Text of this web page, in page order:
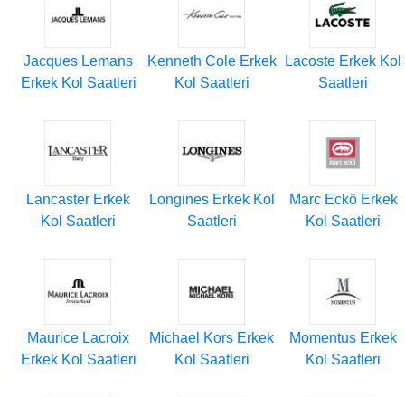
Jacques Lemans
Erkek Kol Saatleri
Kenneth Cole Erkek
Kol Saatleri
Lacoste Erkek Kol
Saatleri
Lancaster Erkek
Kol Saatleri
Longines Erkek Kol
Saatleri
Marc Eckö Erkek
Kol Saatleri
Maurice Lacroix
Erkek Kol Saatleri
Michael Kors Erkek
Kol Saatleri
Momentus Erkek
Kol Saatleri